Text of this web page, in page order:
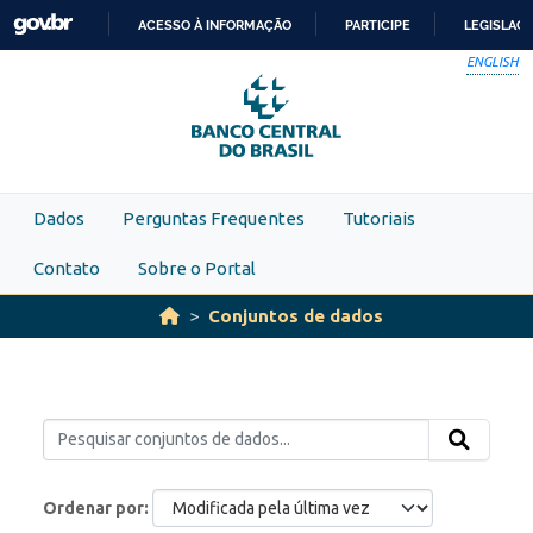
Skip to main content
PARA
O
CONTEÚDO
ACESSO À INFORMAÇÃO PARTICIPE
ENGLISH
Dados Perguntas Frequentes Tutoriais
Contato Sobre o Portal
Conjuntos de dados
Ordenar por